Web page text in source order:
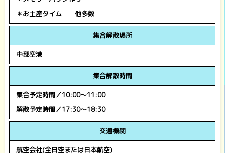
＊お土産タイム 他多数
集合解散場所
中部空港
集合解散時間
集合予定時間／10:00～11:00
解散予定時間／17:30～18:30
交通機関
航空会社(全日空または日本航空)